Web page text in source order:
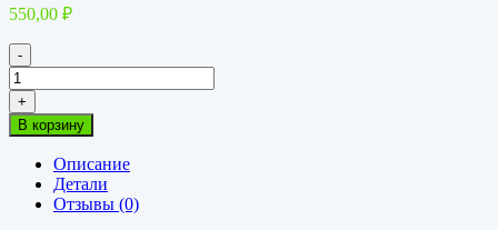
550,00 ₽
-
Количество
товара
Арматура
А500С
+
В корзину
Описание
Детали
Отзывы (0)